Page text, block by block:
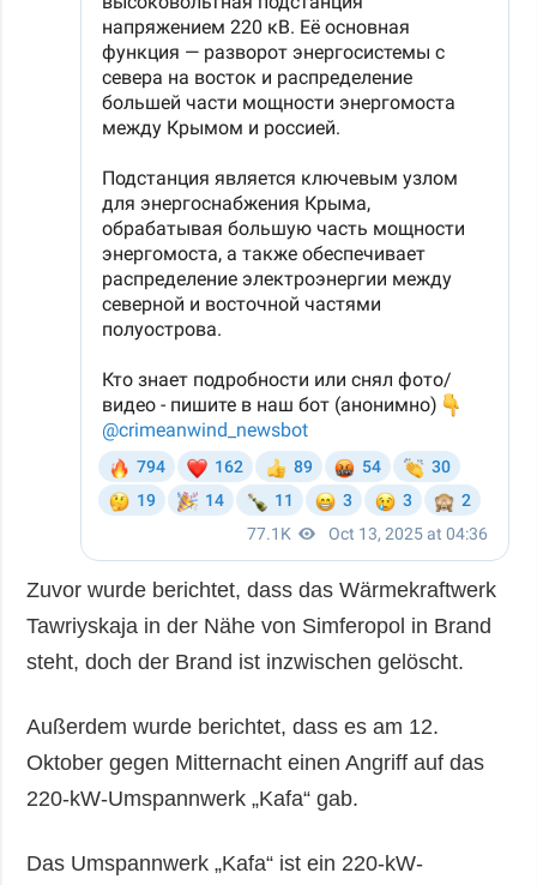
Zuvor wurde berichtet, dass das Wärmekraftwerk
Tawriyskaja in der Nähe von Simferopol in Brand
steht, doch der Brand ist inzwischen gelöscht.
Außerdem wurde berichtet, dass es am 12.
Oktober gegen Mitternacht einen Angriff auf das
220-kW-Umspannwerk „Kafa“ gab.
Das Umspannwerk „Kafa“ ist ein 220-kW-